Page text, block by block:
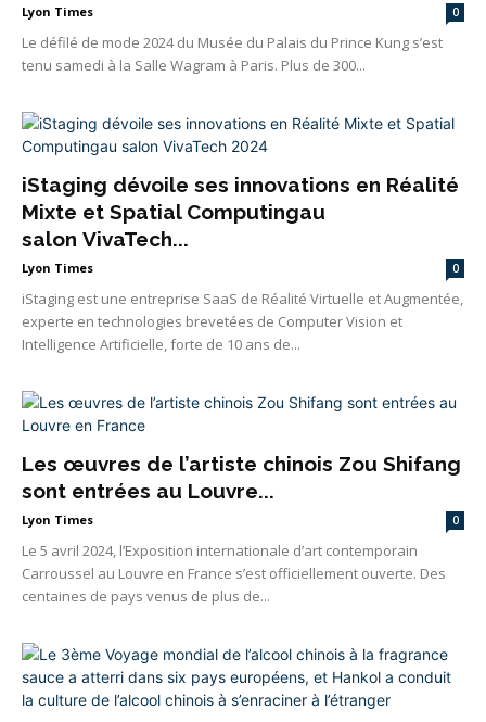
Lyon Times 0
Le défilé de mode 2024 du Musée du Palais du Prince Kung s’est
tenu samedi à la Salle Wagram à Paris. Plus de 300...
iStaging dévoile ses innovations en Réalité
Mixte et Spatial Computingau
salon VivaTech...
Lyon Times 0
iStaging est une entreprise SaaS de Réalité Virtuelle et Augmentée,
experte en technologies brevetées de Computer Vision et
Intelligence Artificielle, forte de 10 ans de...
Les œuvres de l’artiste chinois Zou Shifang
sont entrées au Louvre...
Lyon Times 0
Le 5 avril 2024, l’Exposition internationale d’art contemporain
Carroussel au Louvre en France s’est officiellement ouverte. Des
centaines de pays venus de plus de...